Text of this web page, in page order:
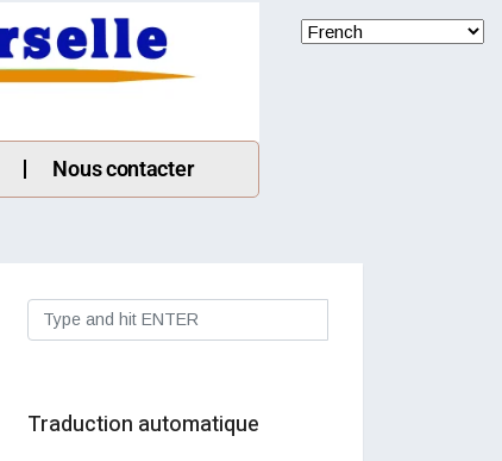
Nous contacter
Traduction automatique